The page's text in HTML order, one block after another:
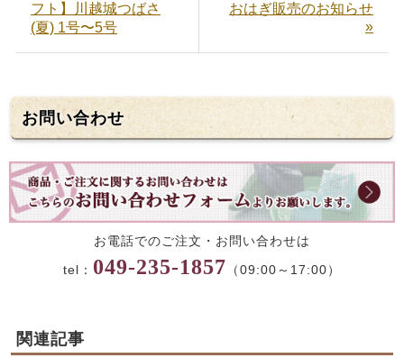
フト】川越城つばさ
(夏) 1号〜5号
おはぎ販売のお知らせ
»
お問い合わせ
お電話でのご注文・お問い合わせは
tel： 049-235-1857 （09:00～17:00）
関連記事